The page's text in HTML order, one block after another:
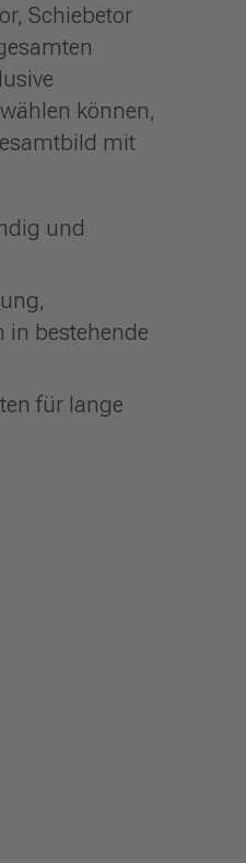
Schiebetor
können,
mit
und
in bestehende
für lange